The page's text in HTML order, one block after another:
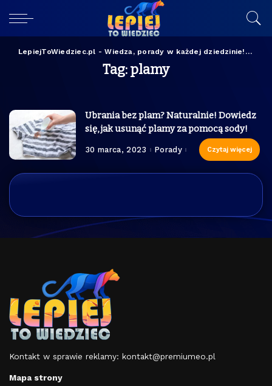
LepiejToWiedziec.pl - Wiedza, porady w każdej dziedzinie!
>
Tag:plamy
Ubrania bez plam? Naturalnie! Dowiedz
się, jak usunąć plamy za pomocą sody!
30 marca, 2023 Porady Czytaj więcej
Kontakt w sprawie reklamy: kontakt@premiumeo.pl
Mapa strony